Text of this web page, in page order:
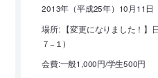
2013年（平成25年）10月11日
場所: 【変更になりました！
７−１)
会費:一般1,000円/学生500円